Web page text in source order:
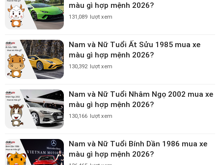
màu gì hợp mệnh 2026?
131,089 lượt xem
Nam và Nữ Tuổi Ất Sửu 1985 mua xe
màu gì hợp mệnh 2026?
130,392 lượt xem
Nam và Nữ Tuổi Nhâm Ngọ 2002 mua xe
màu gì hợp mệnh 2026?
130,166 lượt xem
Nam và Nữ Tuổi Bính Dần 1986 mua xe
màu gì hợp mệnh 2026?